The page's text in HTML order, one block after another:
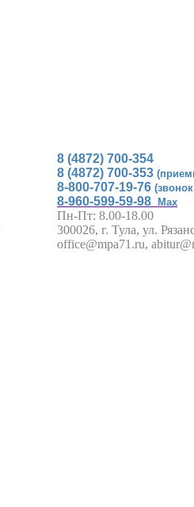
8 (4872) 700-354
8 (4872) 700-353
8-800-707-19-76
8-960-599-59-98 Max
Пн-Пт: 8.00-18.00
300026, г. Тула, ул.
office@mpa71.ru,